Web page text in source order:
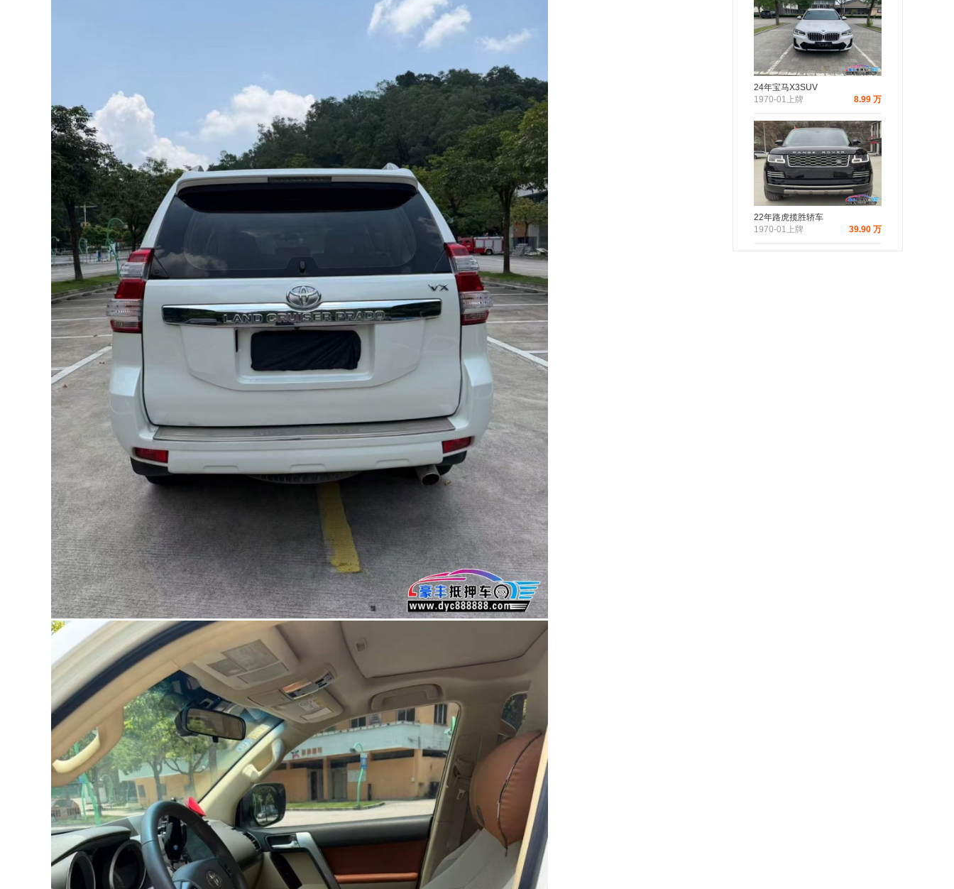
24年宝马X3SUV
1970-01上牌
8.99 万
22年路虎揽胜轿车
1970-01上牌
39.90 万